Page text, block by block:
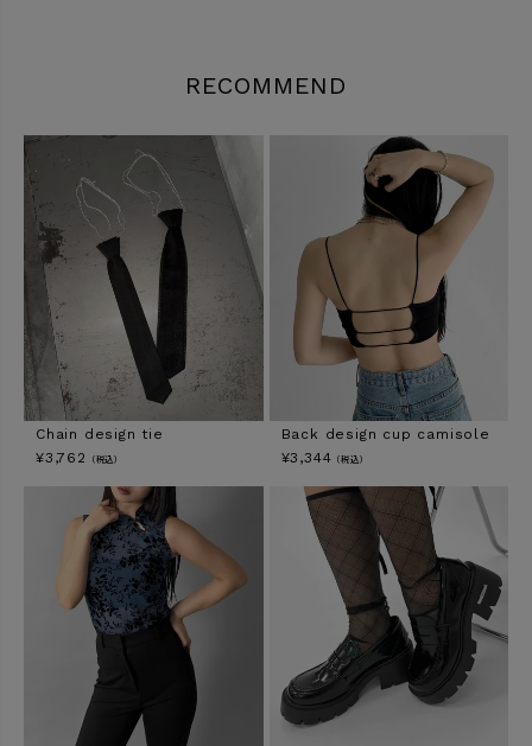
RECOMMEND
Chain design tie
¥3,762 （税込）
Back design cup camisole
¥3,344 （税込）